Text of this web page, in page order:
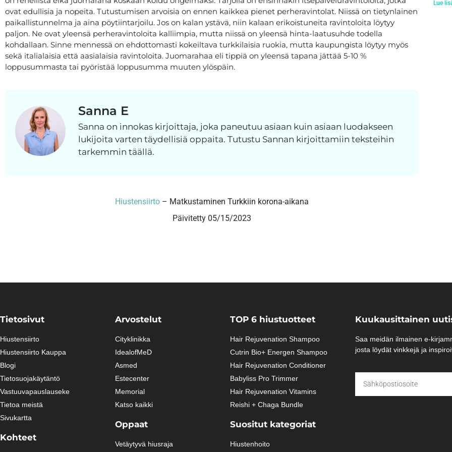
ovat edullisia ja nopeita. Tutustumisen arvoisia on ennen kaikkea pienet perheravintolat. Niissä on tietynlainen
paikallistunnelma ja aina pöytiintarjoilu. Jos on kalan ystävä, niin kalaan erikoistuneita ravintoloita löytyy
paljon. Ne ovat yleensä perheravintoloita kalliimpia, mutta niissä on yleensä hinta-laatusuhde todella
kohdallaan. Sinne mennessä on ehdottomasti kokeiltava turkkilaisia ruokia, mutta kaupungista löytyy myös
sekä italialaisia että aasialaisia ravintoloita. Juomarahaa eli tippiä on yleensä tapana jättää 5-10 %
loppusummasta tai pyöristää loppusumma muuten ylöspäin.
Sanna E
Sanna on innokas kirjoittaja, joka paneutuu asiaan kuin asiaan luodakseen
lukijoita varten täydellisiä oppaita. Tutustu Sannan kirjoittamiin teksteihin
tarkemmin täällä.
Hiustensiirto– Matkustaminen Turkkiin korona-aikana
Päivitetty 05/15/2023
Lue
Tietosivut
Hiustensiirto
Hiustensiirto Kauppa
Blogi
Tietosuojakäytäntö
Vastuuvapauslauseke
Tietoa meistä
Sivukartta
Kohteet
Arvostelut
Cityklinikka
IdealofMeD
Asmed
Estecenter
Memorial
Katso kaikki
Oppaat
Vetäytyvä hiusraja
TOP 6 hiustuotteet
Hair Rejuvenation Shampoo
Cutrin Bio+ Energen Shampoo
Hair Rejuvenation Conditioner
Babyliss Pro Trimmer
Hair Rejuvenation Vitamins
Reishi + Chaga Bundle
Suositut kategoriat
Hiustenhoito
Kuukausittainen
Saa meidän ilmainen e-
josta löydät vinkkejä ja